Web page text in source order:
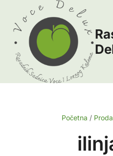
content
Početna /